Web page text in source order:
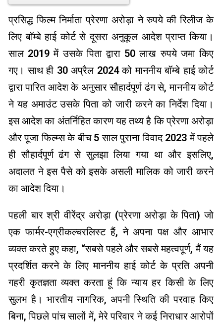
प्रसिद्ध फिल्म निर्माता प्रेरणा अरोड़ा ने रुपये की रिलीज के
लिए बॉम्बे हाई कोर्ट से दूसरा अनुकूल आदेश प्राप्त किया।
साल 2019 में उसके पिता द्वारा 50 लाख रुपये जमा किए
गए। साथ ही 30 अप्रैल 2024 को माननीय बॉम्बे हाई कोर्ट
द्वारा पारित आदेश के अनुसार सौहार्दपूर्ण ढंग से, माननीय कोर्ट
ने यह अमाउंट उसके पिता को जारी करने का निर्देश दिया।
इस आदेश का अंतर्निहित कारण यह तथ्य है कि प्रेरणा अरोड़ा
और पूजा फिल्म्स के बीच 5 साल पुराना विवाद 2023 में पहले
ही सौहार्दपूर्ण ढंग से सुलझा लिया गया था और इसलिए,
अदालत ने इस पैसे को इसके असली मालिक को जारी करने
का आदेश दिया।
पहली बार श्री वीरेंद्र अरोड़ा (प्रेरणा अरोड़ा के पिता) जो
एक फार्मर-एग्रीकल्चरलिस्ट हैं, ने अपना पक्ष और आभार
व्यक्त करते हुए कहा, “सबसे पहले और सबसे महत्वपूर्ण, मैं यह
प्रदर्शित करने के लिए माननीय हाई कोर्ट के प्रति अपनी
गहरी कृतज्ञता व्यक्त करता हूं कि न्याय हर किसी के लिए
सुलभ है। भारतीय नागरिक, अपनी स्थिति की परवाह किए
बिना, पिछले पांच सालों में, मेरे परिवार ने कई निराधार आरोपों